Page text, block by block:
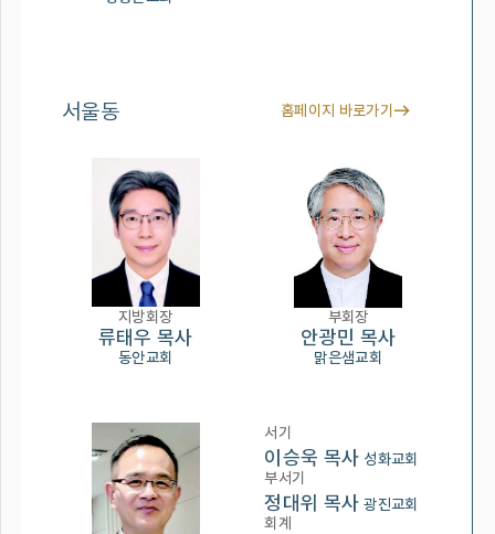
서울동 홈페이지 바로가기
지방회장
류태우 목사
동안교회
부회장
안광민 목사
맑은샘교회
서기
이승욱 목사 성화교회
부서기
정대위 목사 광진교회
회계